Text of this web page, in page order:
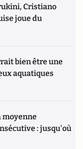
Cristiano
joue du
bien être une
aquatiques
moyenne
: jusqu'où